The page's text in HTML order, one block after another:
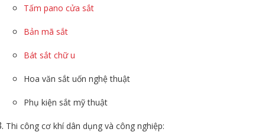
Tấm pano cửa sắt
Bản mã sắt
Bát sắt chữ u
Hoa văn sắt uốn nghệ thuật
Phụ kiện sắt mỹ thuật
Thi công cơ khí dân dụng và công nghiệp: